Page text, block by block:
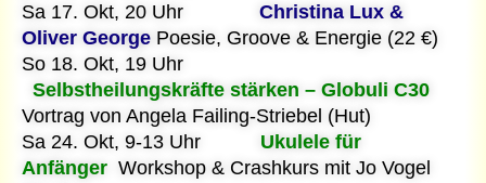
Sa 17. Okt, 20 Uhr Christina Lux &
Oliver George Poesie, Groove & Energie (22 €)
So 18. Okt, 19 Uhr
Selbstheilungskräfte stärken – Globuli C30
Vortrag von Angela Failing-Striebel (Hut)
Sa 24. Okt, 9-13 Uhr Ukulele für
Anfänger Workshop & Crashkurs mit Jo Vogel